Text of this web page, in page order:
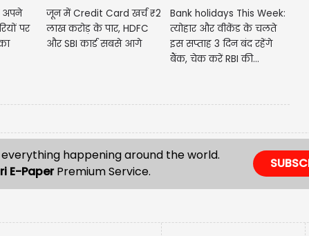
अपने
पर
जून में Credit Card खर्च ₹2
लाख करोड़ के पार, HDFC
और SBI कार्ड सबसे आगे
Bank holidays This Week:
त्योहार और वीकेंड के चलते
इस सप्ताह 3 दिन बंद रहेंगे
बैंक, चेक करें RBI की...
happening around the world.
E-PaperPremium Service.